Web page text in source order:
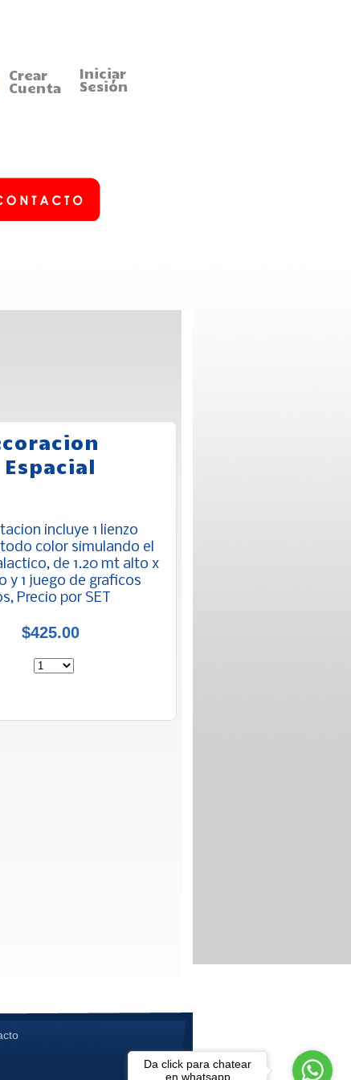
Iniciar
Sesión
Crear
Cuenta
incluye 1 lienzo
color simulando el
de 1.20 mt alto x
y 1 juego de graficos
Precio por SET
$425.00
Da click para chatear
en whatsapp